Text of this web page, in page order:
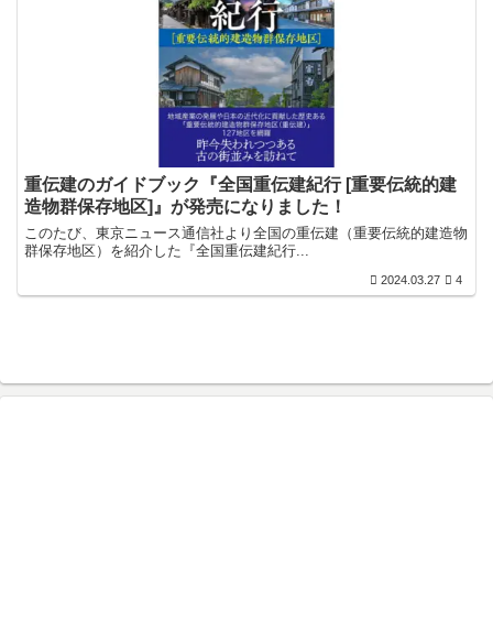
重伝建のガイドブック『全国重伝建紀行 [重要伝統的建
造物群保存地区]』が発売になりました！
このたび、東京ニュース通信社より全国の重伝建（重要伝統的建造物
群保存地区）を紹介した『全国重伝建紀行...
2024.03.27 4